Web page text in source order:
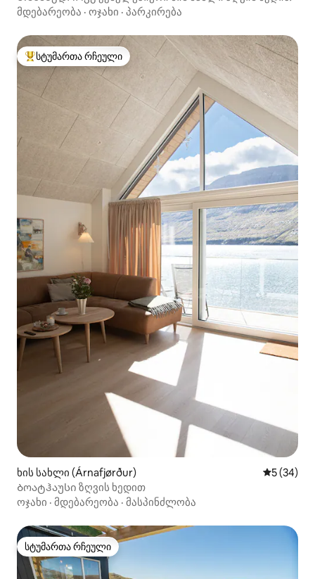
მდებარეობა · ოჯახი · პარკირება
სტუმართა რჩეული მოწინავე ვარიანტი
სტუმართა რჩეული
ხის სახლი (Árnafjørður) საშუალო
5 (34)
Ბოატჰაუსი ზღვის ხედით
ოჯახი · მდებარეობა · მასპინძლობა
სტუმართა რჩეული
სტუმართა რჩეული